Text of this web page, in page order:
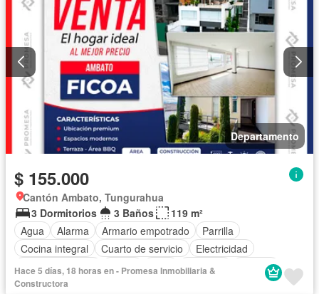
Departamento
$ 155.000
Cantón Ambato, Tungurahua
3 Dormitorios
3 Baños
119 m²
Agua
Alarma Armario empotrado
Parrilla
Cocina integral
Cuarto de servicio
Electricidad
Estacionamiento
Jardín Patio Conserje
Terraza
Vista panorámica
Hace 5 días, 18 horas en - Promesa Inmobiliaria &
Constructora